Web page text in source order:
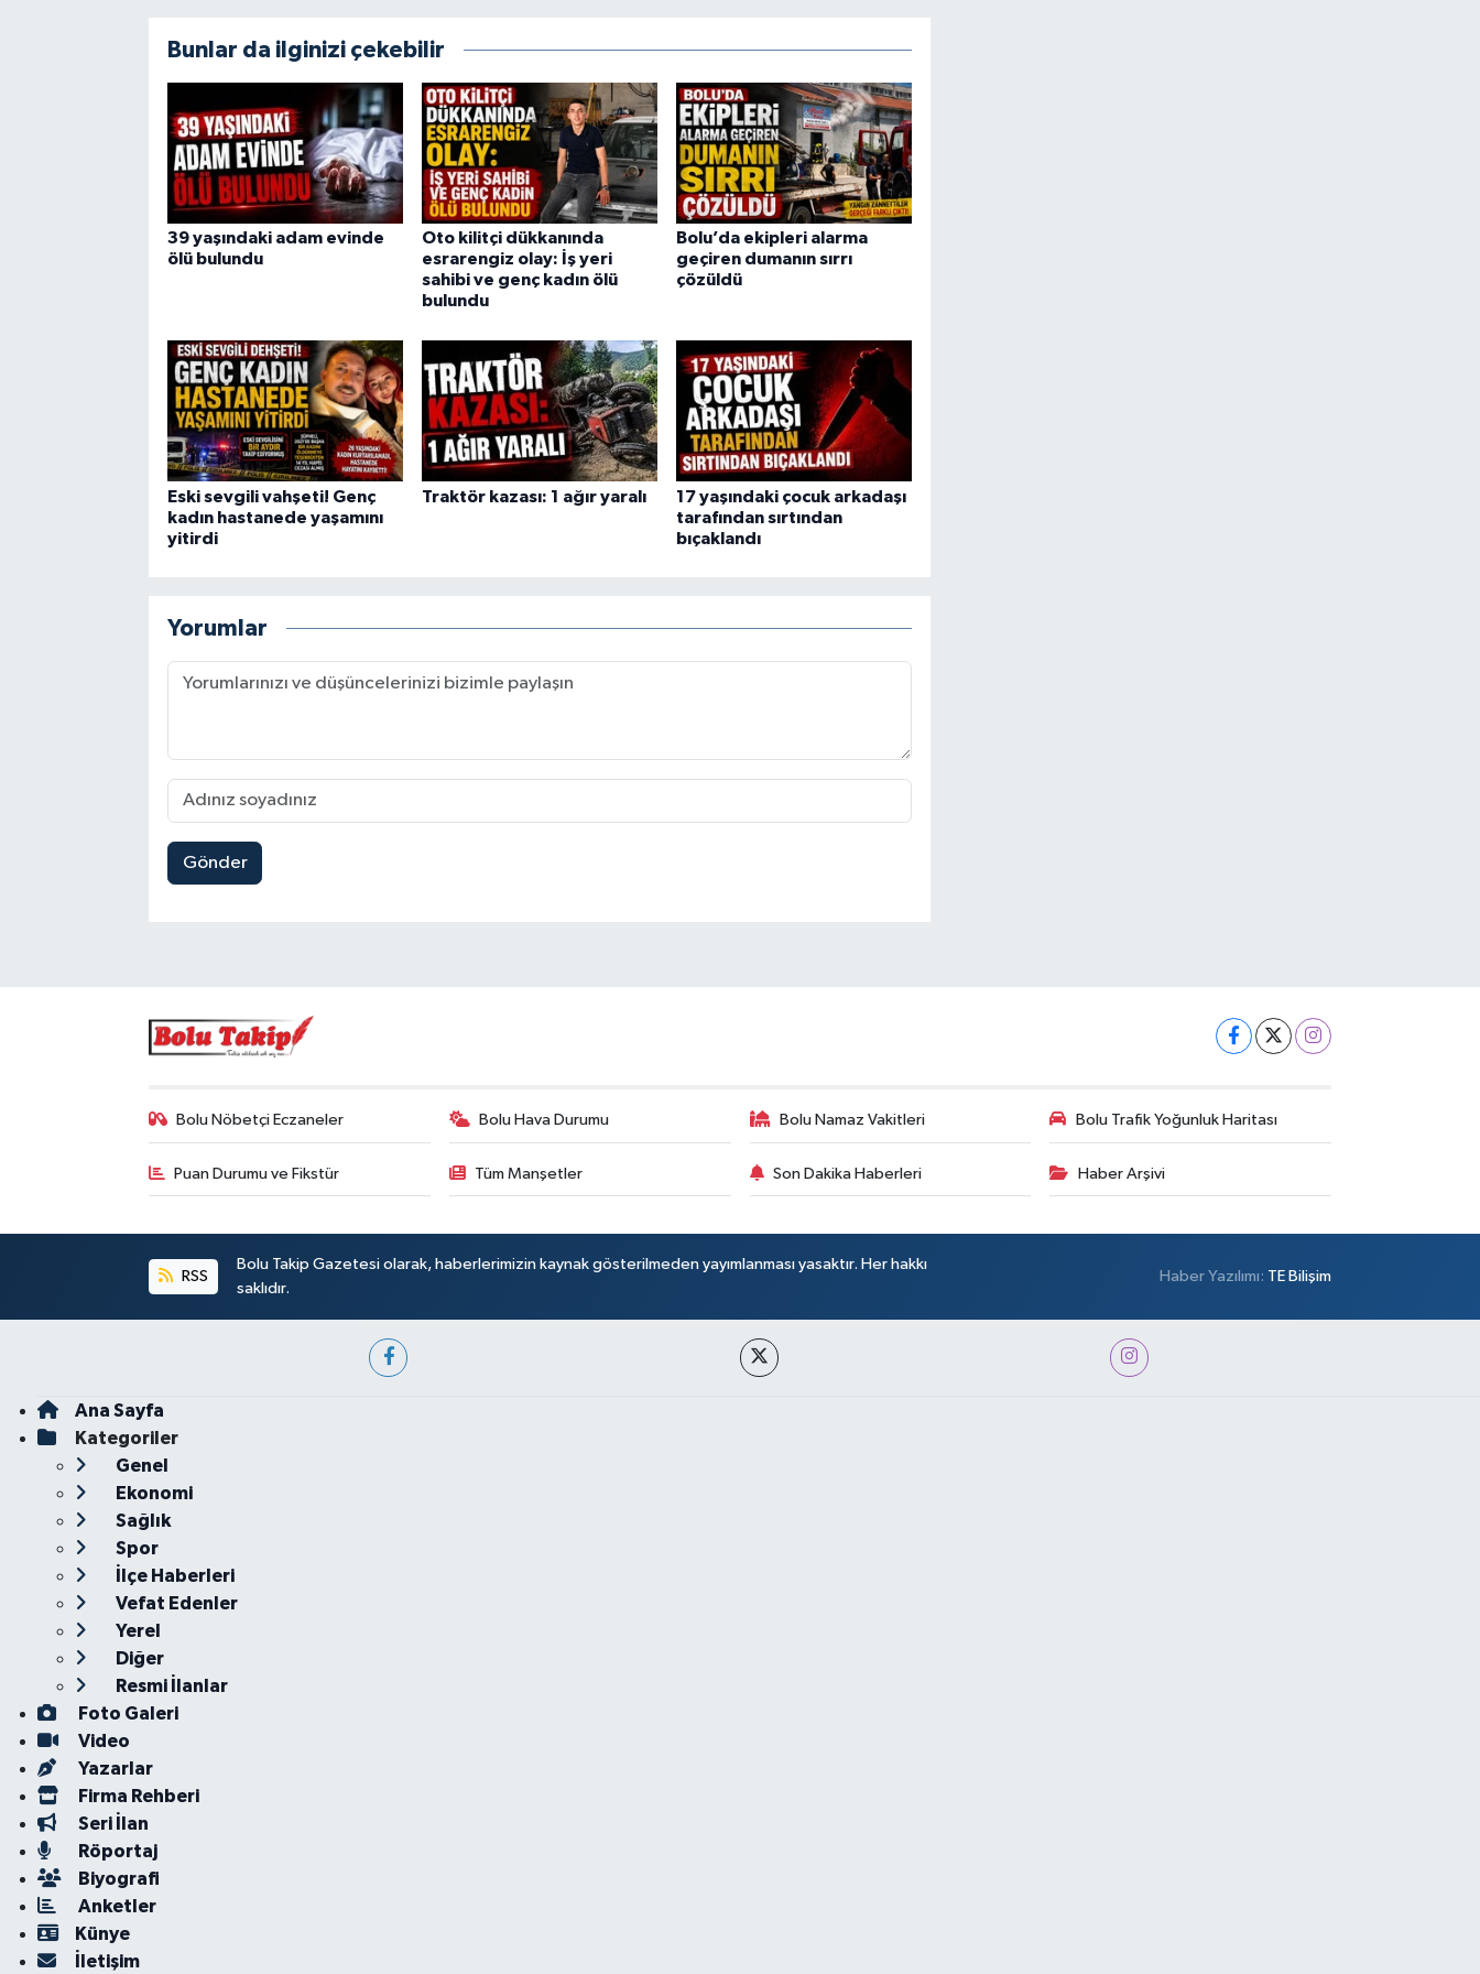
Bunlar da ilginizi çekebilir
39 yaşındaki adam evinde
ölü bulundu
Oto kilitçi dükkanında
esrarengiz olay: İş yeri
sahibi ve genç kadın ölü
bulundu
Bolu’da ekipleri alarma
geçiren dumanın sırrı
çözüldü
Eski sevgili vahşeti! Genç
kadın hastanede yaşamını
yitirdi
Traktör kazası: 1 ağır yaralı
17 yaşındaki çocuk arkadaşı
tarafından sırtından
bıçaklandı
Yorumlar
Gönder
Bolu Nöbetçi Eczaneler Bolu Hava Durumu Bolu Namaz Vakitleri Bolu Trafik Yoğunluk Haritası
Puan Durumu ve Fikstür Tüm Manşetler Son Dakika Haberleri Haber Arşivi
RSS
Bolu Takip Gazetesi olarak, haberlerimizin kaynak gösterilmeden yayımlanması yasaktır. Her hakkı
saklıdır.
Haber Yazılımı: TE Bilişim
Ana Sayfa
Kategoriler
Genel
Ekonomi
Sağlık
Spor
İlçe Haberleri
Vefat Edenler
Yerel
Diğer
Resmi İlanlar
Foto Galeri
Video
Yazarlar
Firma Rehberi
Seri İlan
Röportaj
Biyografi
Anketler
Künye
İletişim